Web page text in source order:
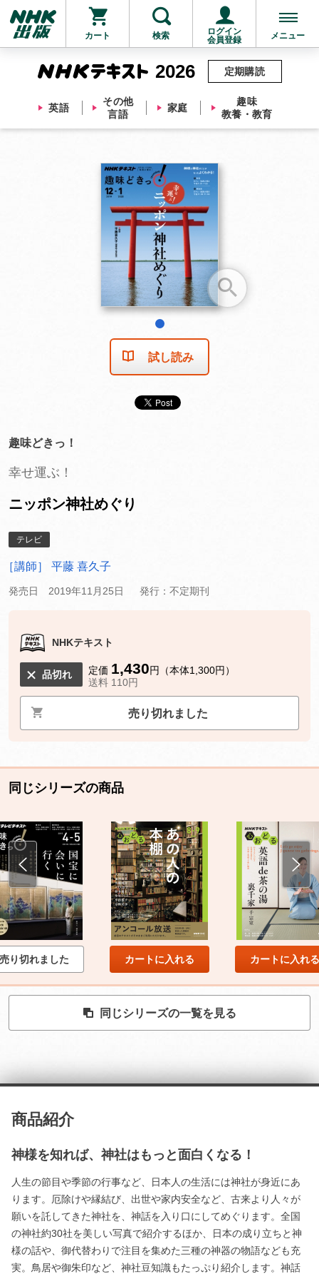
カート 検索
ログイン
会員登録
メニュー
2026
英語
その他
言語
家庭
趣味
教養・教育
定期購読
他にも商品を買う
試し読み
趣味どきっ！
幸せ運ぶ！
ニッポン神社めぐり
テレビ
［講師］ 平藤 喜久子
発売日 2019年11月25日 発行：不定期刊
NHKテキスト
品切れ 定価 1,430円（本体1,300円）
送料 110円
売り切れました
同じシリーズの商品
売り切れました カートに入れる カートに入れる
同じシリーズの一覧を見る
商品紹介
神様を知れば、神社はもっと面白くなる！
人生の節目や季節の行事など、日本人の生活には神社が身近にあ
ります。厄除けや縁結び、出世や家内安全など、古来より人々が
願いを託してきた神社を、神話を入り口にしてめぐります。全国
の神社約30社を美しい写真で紹介するほか、日本の成り立ちと神
様の話や、御代替わりで注目を集めた三種の神器の物語なども充
実。鳥居や御朱印など、神社豆知識もたっぷり紹介します。神話